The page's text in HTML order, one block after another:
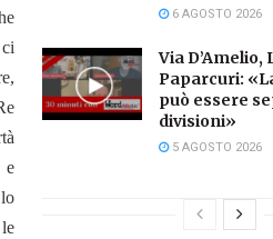
6 AGOSTO 2026
Via D’Amelio,
Paparcuri:
può essere
divisioni»
5 AGOSTO 2026